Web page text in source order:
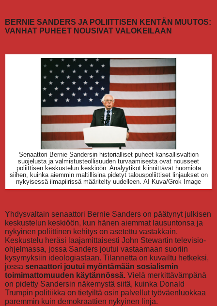
BERNIE SANDERS JA POLIITTISEN KENTÄN MUUTOS:
VANHAT PUHEET NOUSIVAT VALOKEILAAN
Senaattori Bernie Sandersin historialliset puheet kansallisvaltion
suojelusta ja valmistusteollisuuden turvaamisesta ovat nousseet
poliittisen keskustelun keskiöön. Analyytikot kiinnittävät huomiota
siihen, kuinka aiemmin maltillisina pidetyt talouspoliittiset linjaukset on
nykyisessä ilmapiirissä määritelty uudelleen. AI Kuva/Grok Image
Yhdysvaltain senaattori Bernie Sanders on päätynyt julkisen
keskustelun keskiöön, kun hänen aiemmat lausuntonsa ja
nykyinen poliittinen kehitys on asetettu vastakkain.
Keskustelu heräsi laajamittaisesti John Stewartin televisio-
ohjelmassa, jossa Sanders joutui vastaamaan suoriin
kysymyksiin ideologiastaan. Tilannetta on kuvailtu hetkeksi,
jossa senaattori joutui myöntämään sosialismin
toimimattomuuden käytännössä. Vielä merkittävämpänä
on pidetty Sandersin näkemystä siitä, kuinka Donald
Trumpin politiikka on tietyiltä osin palvellut työväenluokkaa
paremmin kuin demokraattien nykyinen linja.